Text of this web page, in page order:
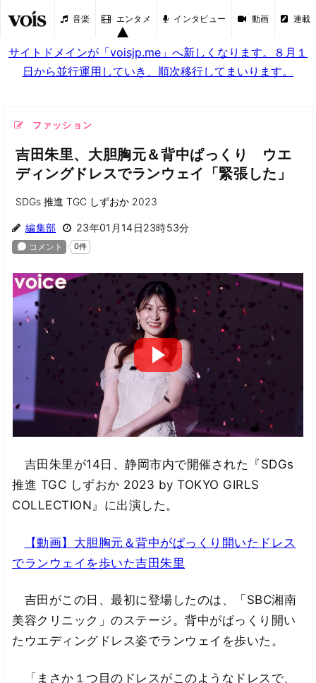
音楽 エンタメ インタビュー 動画 連載
サイトドメインが「voisjp.me」へ新しくなります。８月１
日から並行運用していき、順次移行してまいります。
ファッション
吉田朱里、大胆胸元＆背中ぱっくり ウエ
ディングドレスでランウェイ「緊張した」
SDGs 推進 TGC しずおか 2023
編集部 23年01月14日23時53分
吉田朱里が14日、静岡市内で開催された『SDGs
推進 TGC しずおか 2023 by TOKYO GIRLS
COLLECTION』に出演した。
【動画】大胆胸元＆背中がぱっくり開いたドレス
でランウェイを歩いた吉田朱里
吉田がこの日、最初に登場したのは、「SBC湘南
美容クリニック」のステージ。背中がぱっくり開い
たウエディングドレス姿でランウェイを歩いた。
「まさか１つ目のドレスがこのようなドレスで、